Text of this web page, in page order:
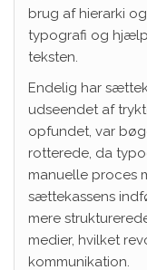
brug af hierarki
typografi og
teksten.
Endelig har
udseendet af
opfundet, var
rotterede, da
manuelle proces
sættekassens
mere
medier, hvilket
kommunikation.